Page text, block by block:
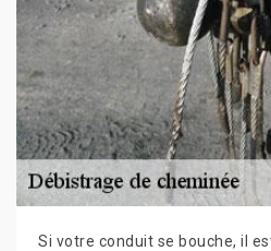
Si votre conduit se bouche, il